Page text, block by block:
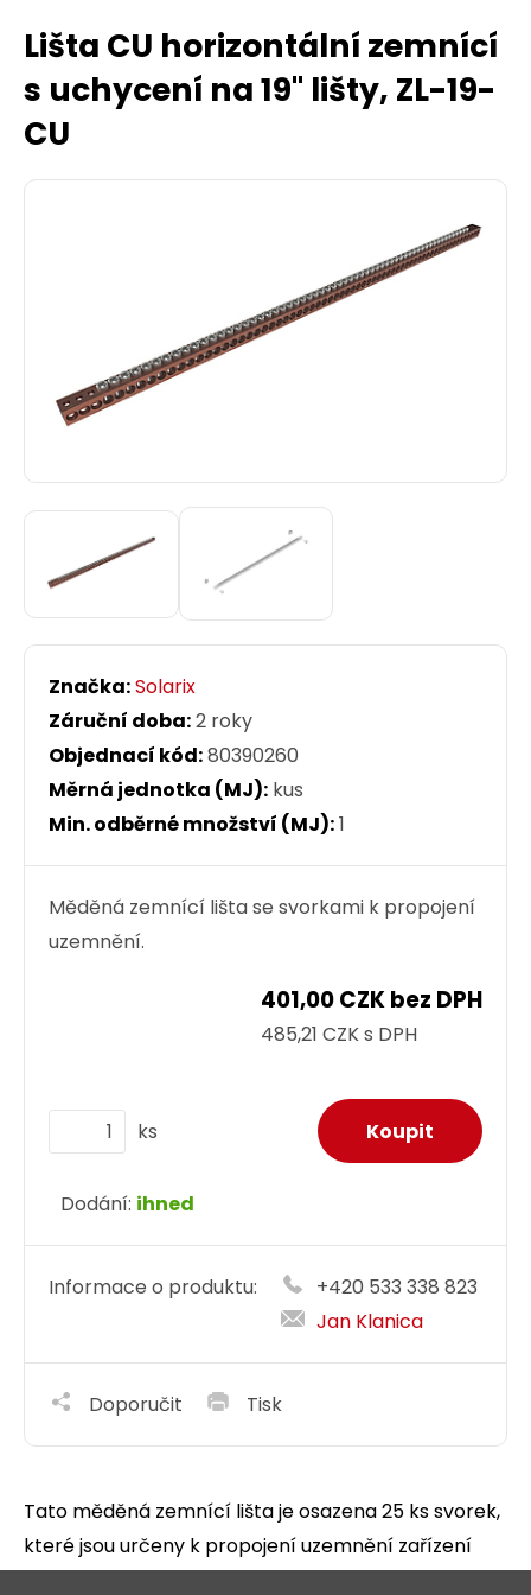
Lišta CU horizontální zemnící
s uchycení na 19" lišty, ZL-19-
CU
Značka:Solarix
Záruční doba:2 roky
Objednací kód:80390260
Měrná jednotka (MJ): kus
Min. odběrné množství (MJ):1
Měděná zemnící lišta se svorkami k propojení
uzemnění.
401,00 CZK bez DPH
485,21 CZK s DPH
ks
Dodání: ihned
Informace o produktu:
+420 533 338 823
Jan Klanica
Doporučit Tisk
Tato měděná zemnící lišta je osazena 25 ks svorek,
které jsou určeny k propojení uzemnění zařízení